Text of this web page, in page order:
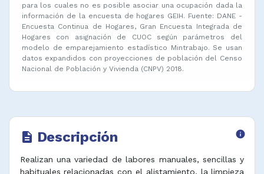
para los cuales no es posible asociar una ocupación dada la
información de la encuesta de hogares GEIH. Fuente: DANE -
Encuesta Continua de Hogares, Gran Encuesta Integrada de
Hogares con asignación de CUOC según parámetros del
modelo de emparejamiento estadístico Mintrabajo. Se usan
datos expandidos con proyecciones de población del Censo
Nacional de Población y Vivienda (CNPV) 2018.
description Descripción info
Realizan una variedad de labores manuales, sencillas y
habituales relacionadas con el alistamiento, la limpieza